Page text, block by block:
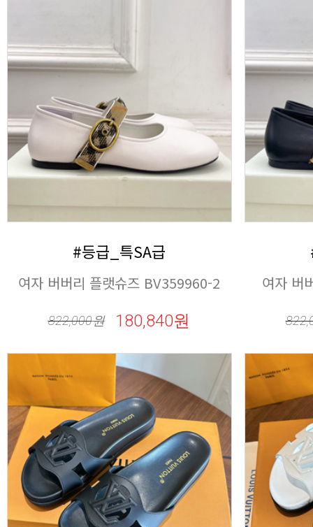
#등급_특SA급
여자 버버리 플랫슈즈 BV359960-2
822,000원 180,840원
여자 버